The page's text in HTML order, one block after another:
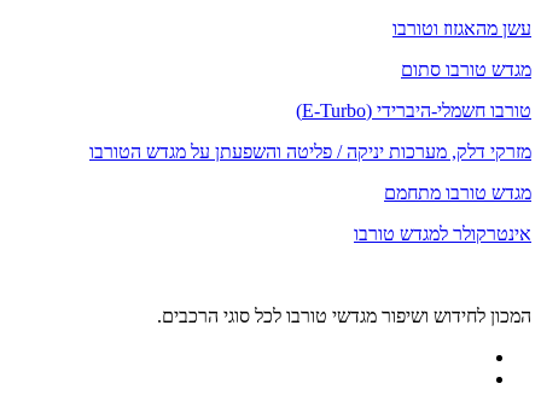
עשן מהאגזוז וטורבו
מגדש טורבו סתום
טורבו חשמלי-היברידי (E-Turbo)
מזרקי דלק, מערכות יניקה / פליטה והשפעתן על מגדש הטורבו
מגדש טורבו מתחמם
אינטרקולר למגדש טורבו
המכון לחידוש ושיפור מגדשי טורבו לכל סוגי הרכבים.